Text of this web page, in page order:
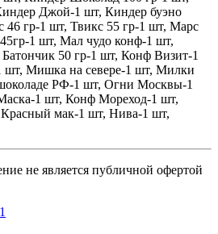
Джой-1 шт, Киндер буэно
гр-1 шт, Твикс 55 гр-1 шт, Марс
1 шт, Мал чудо конф-1 шт,
50 гр-1 шт, Конф Визит-1
шт, Мишка на севере-1 шт, Милки
РФ-1 шт, Огни Москвы-1
1 шт, Конф Мореход-1 шт,
мак-1 шт, Нива-1 шт,
не является публичной офертой